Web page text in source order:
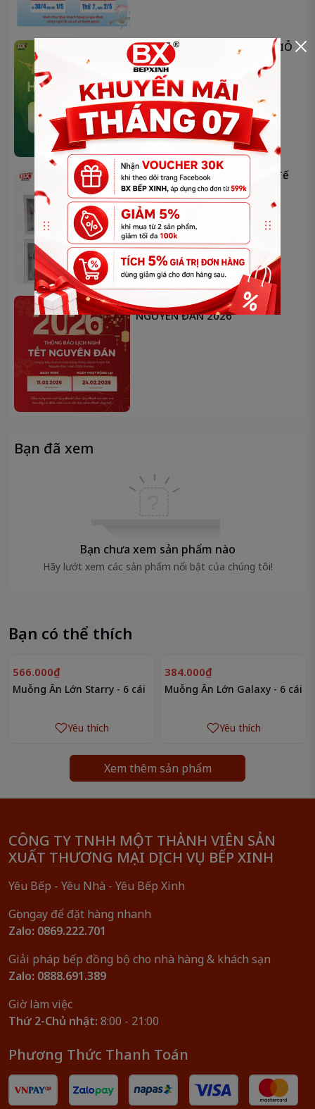
THÔNG BÁO LỊCH NGHỈ LỄ GIỖ
TỔ HÙNG VƯƠNG
Bộ Quà Tặng Bàn Ăn – Tinh Tế
Cho Mọi Dịp Sum Vầy
THÔNG BÁO LỊCH NGHỈ TẾT
NGUYÊN ĐÁN 2026
Bạn đã xem
Bạn chưa xem sản phẩm nào
Hãy lướt xem các sản phẩm nổi bật của chúng tôi!
Bạn có thể thích
566.000₫
Muỗng Ăn Lớn Starry - 6 cái
Yêu thích
384.000₫
Muỗng Ăn Lớn Galaxy - 6 cái
Yêu thích
Xem thêm sản phẩm
CÔNG TY TNHH MỘT THÀNH VIÊN SẢN
XUẤT THƯƠNG MẠI DỊCH VỤ BẾP XINH
Yêu Bếp - Yêu Nhà - Yêu Bếp Xinh
Gọi ngay để đặt hàng nhanh
Zalo: 0869.222.701
Giải pháp bếp đồng bộ cho nhà hàng & khách sạn
Zalo: 0888.691.389
Giờ làm việc
Thứ 2-Chủ nhật: 8:00 - 21:00
Phương Thức Thanh Toán